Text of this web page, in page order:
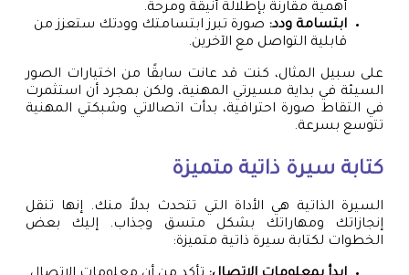
أهمية مقارنة بإطلالة أنيقة ومرحة.
ابتسامة ودد: صورة تبرز ابتسامتك وودتك ستعزز من
قابلية التواصل مع الآخرين.
على سبيل المثال، كنت قد عانت سابقًا من اختيارات الصور
السيئة في بداية مسيرتي المهنية، ولكن بمجرد أن استثمرت
في التقاط صورة احترافية، بدأت اتصالاتي وشبكتي المهنية
تتوسع بسرعة.
كتابة سيرة ذاتية متميزة
السيرة الذاتية هي الأداة التي تتحدث بدلاً منك. إنها تنقل
إنجازاتك ومهاراتك بشكل متسق وجذاب. إليك بعض
الخطوات لكتابة سيرة ذاتية متميزة: